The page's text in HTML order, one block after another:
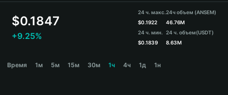
Español
Español (Argentina)
$0.1847
+9.25%
24 ч. макс.
$0.1922
24 ч. мин.
$0.1839
24ч объем (ANSEM)
46.76M
24 ч. объем(USDT)
8.63M
Время 1м 5м 15м 30м 1ч 4ч 1д 1н